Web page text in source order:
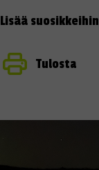
Lisää suosikkeihin
Tulosta